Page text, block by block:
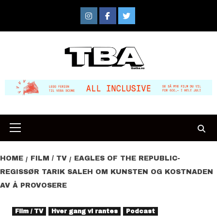
content
InstagramFacebook
Twitter
Primary
Menu
HOME FILM / TV
EAGLES OF THE REPUBLIC-
REGISSØR TARIK SALEH OM KUNSTEN OG KOSTNADEN
AV Å PROVOSERE
Film / TV Hver gang vi rantes Podcast